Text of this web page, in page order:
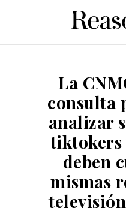
La
consulta
analizar
tiktokers
deben
mismas